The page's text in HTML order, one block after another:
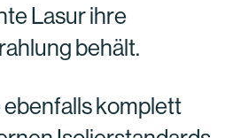
Lasur ihre
behält.
komplett